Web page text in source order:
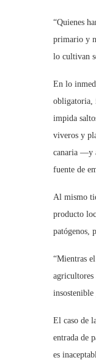
“Quienes
primario y
lo cultivan
En lo
obligatoria,
impida
viveros y
canaria —y
fuente de
Al mismo
producto
patógenos,
“Mientras
agricultores
insostenible
El caso de
entrada de
es